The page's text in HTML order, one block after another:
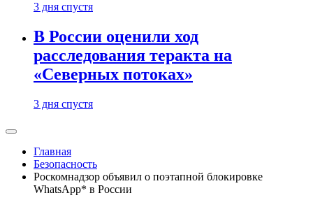
3 дня спустя
В России оценили ход
расследования теракта на
«Северных потоках»
3 дня спустя
Главная
Безопасность
Роскомнадзор объявил о поэтапной блокировке
WhatsApp* в России